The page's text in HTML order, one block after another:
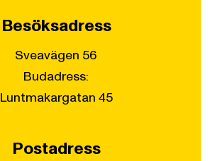
Besöksadress
Sveavägen 56
Budadress:
Luntmakargatan 45
Postadress